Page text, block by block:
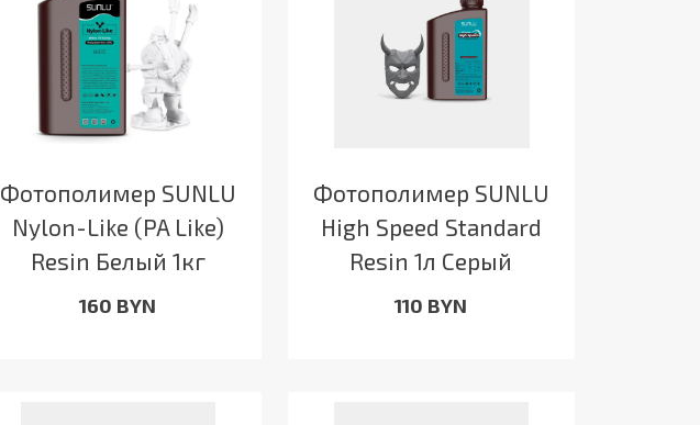
Фотополимер SUNLU
Nylon-Like (PA Like)
Resin Белый 1кг
160 BYN
Фотополимер SUNLU
High Speed Standard
Resin 1л Серый
110 BYN